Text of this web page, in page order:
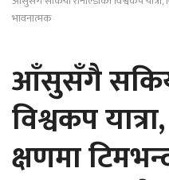
भावनात्मक
आँसुसँगै
विश्वकप
क्षणमा